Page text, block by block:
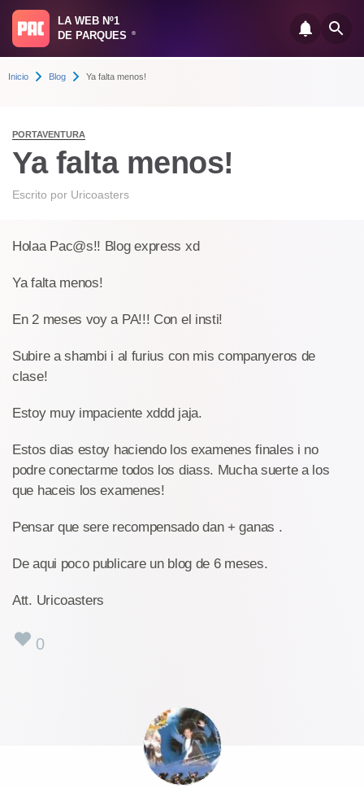
LA WEB Nº1
DE PARQUES
®
Inicio Blog Ya falta menos!
PORTAVENTURA
Ya falta menos!
Escrito por Uricoasters
Holaa Pac@s!! Blog express xd
Ya falta menos!
En 2 meses voy a PA!!! Con el insti!
Subire a shambi i al furius con mis companyeros de
clase!
Estoy muy impaciente xddd jaja.
Estos dias estoy haciendo los examenes finales i no
podre conectarme todos los diass. Mucha suerte a los
que haceis los examenes!
Pensar que sere recompensado dan + ganas .
De aqui poco publicare un blog de 6 meses.
Att. Uricoasters
0